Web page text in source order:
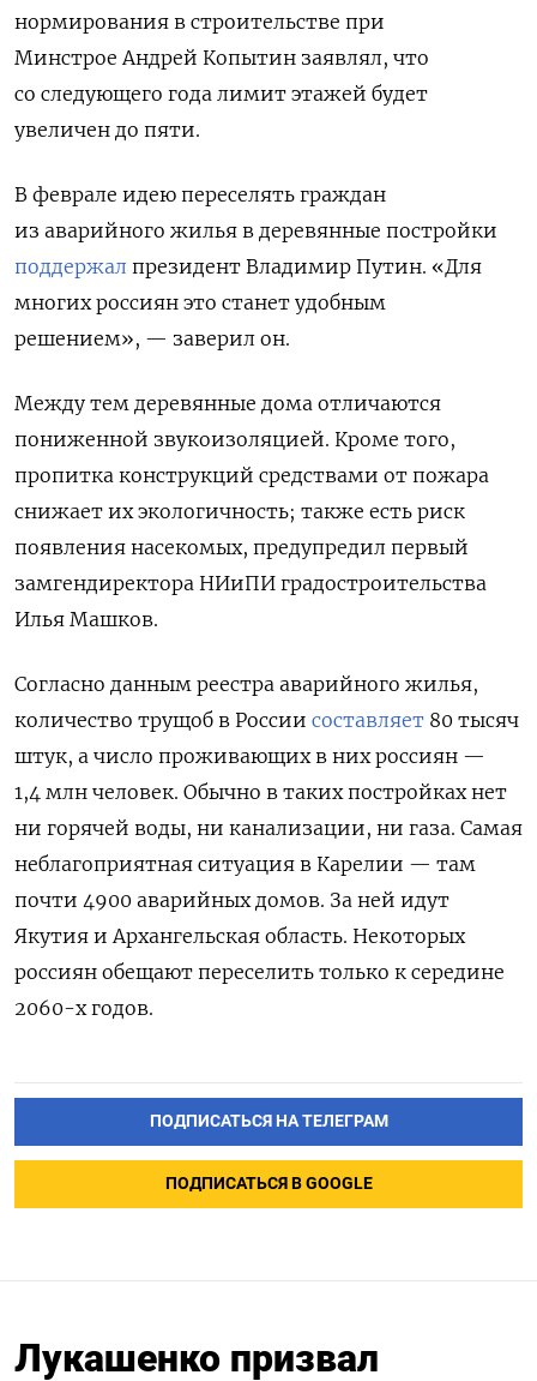
нормирования в строительстве при
Минстрое Андрей Копытин заявлял, что
со следующего года лимит этажей будет
увеличен до пяти.
В феврале идею переселять граждан
из аварийного жилья в деревянные постройки
поддержал президент Владимир Путин. «Для
многих россиян это станет удобным
решением», — заверил он.
Между тем деревянные дома отличаются
пониженной звукоизоляцией. Кроме того,
пропитка конструкций средствами от пожара
снижает их экологичность; также есть риск
появления насекомых, предупредил первый
замгендиректора НИиПИ градостроительства
Илья Машков.
Согласно данным реестра аварийного жилья,
количество трущоб в России составляет 80 тысяч
штук, а число проживающих в них россиян —
1,4 млн человек. Обычно в таких постройках нет
ни горячей воды, ни канализации, ни газа. Самая
неблагоприятная ситуация в Карелии — там
почти 4900 аварийных домов. За ней идут
Якутия и Архангельская область. Некоторых
россиян обещают переселить только к середине
2060-х годов.
ПОДПИСАТЬСЯ НА ТЕЛЕГРАМ
ПОДПИСАТЬСЯ В GOOGLE
Лукашенко призвал